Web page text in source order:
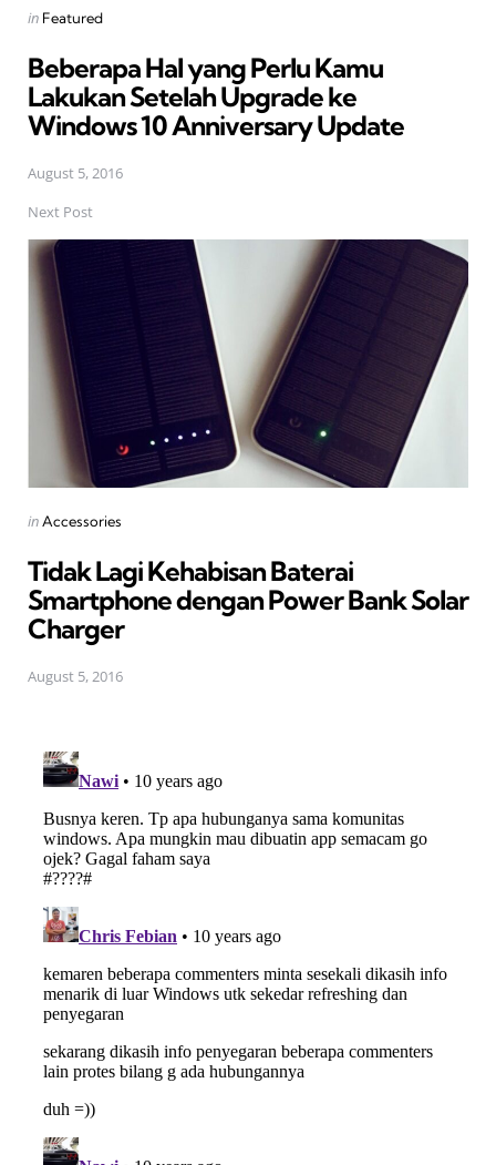
Posted
in Featured
Beberapa Hal yang Perlu Kamu
Lakukan Setelah Upgrade ke
Windows 10 Anniversary Update
August 5, 2016
Next Post
Posted
inAccessories
Tidak Lagi Kehabisan Baterai
Smartphone dengan Power Bank Solar
Charger
August 5, 2016